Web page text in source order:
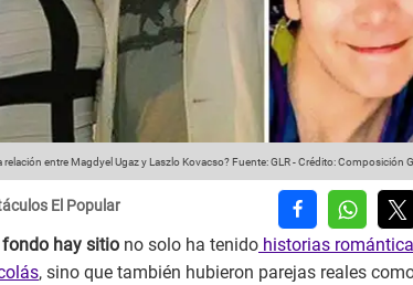
relación entre Magdyel Ugaz y Laszlo Kovacso? Fuente: GLR-Crédito: Composición
El Popular
hay sitio no solo ha tenido historias
, sino que también hubieron parejas reales